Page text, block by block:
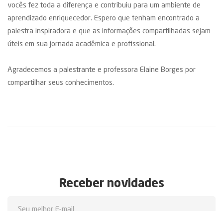
vocês fez toda a diferença e contribuiu para um ambiente de
aprendizado enriquecedor. Espero que tenham encontrado a
palestra inspiradora e que as informações compartilhadas sejam
úteis em sua jornada acadêmica e profissional.
Agradecemos a palestrante e professora Elaine Borges por
compartilhar seus conhecimentos.
Receber novidades